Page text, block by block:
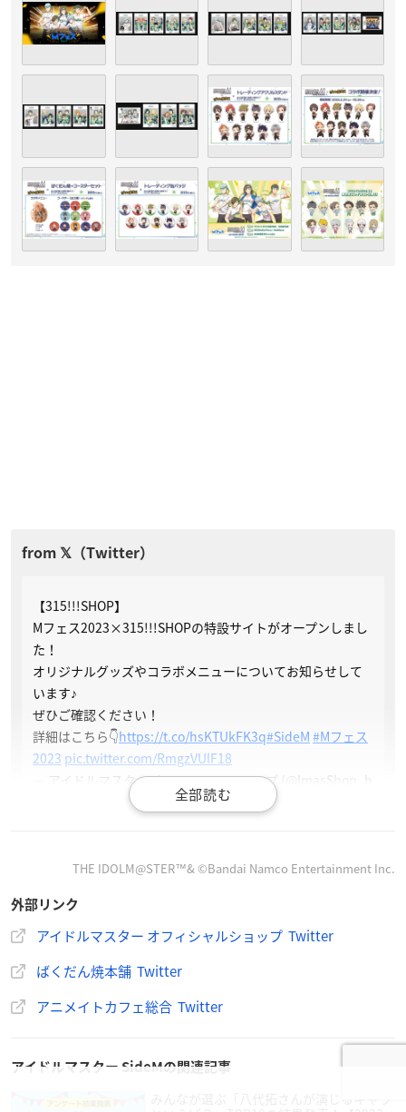
【315!!!SHOP】
Mフェス2023×315!!!SHOPの特設サイトがオープンしまし
た！
オリジナルグッズやコラボメニューについてお知らせして
います♪
ぜひご確認ください！
詳細はこちら👇https://t.co/hsKTUkFK3q#SideM #Mフェス
2023 pic.twitter.com/RmgzVUlF18
— アイドルマスター オフィシャルショップ (@ImasShop_b
January 20, 2023
コラボ開催決定！！！
かわいいミニキャラが皆様をお出迎え✨
開催店舗：池袋本店、原宿店、ハウステンボス店、大阪日
本橋店、水戸駅南店、韓国ソウル店
くだん焼きpic.twitter.com/r7AHbaEad5
THE IDOLM@STER™& ©︎Bandai Namco Entertainment Inc.
外部リンク
アイドルマスター オフィシャルショップ Twitter
ばくだん焼本舗 Twitter
アニメイトカフェ総合 Twitter
アイドルマスター SideMの関連記事